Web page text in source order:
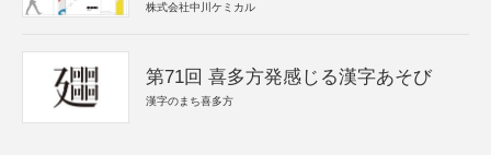
株式会社中川ケミカル
第71回 喜多方発感じる漢字あそび
漢字のまち喜多方